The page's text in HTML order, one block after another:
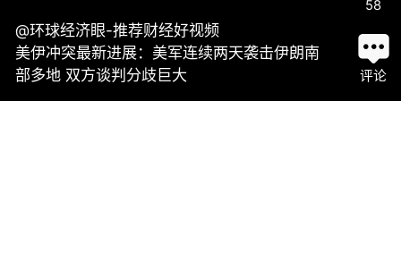
58
评论
@环球经济眼-推荐财经好视频
美伊冲突最新进展：美军连续两天袭击伊朗南
部多地 双方谈判分歧巨大